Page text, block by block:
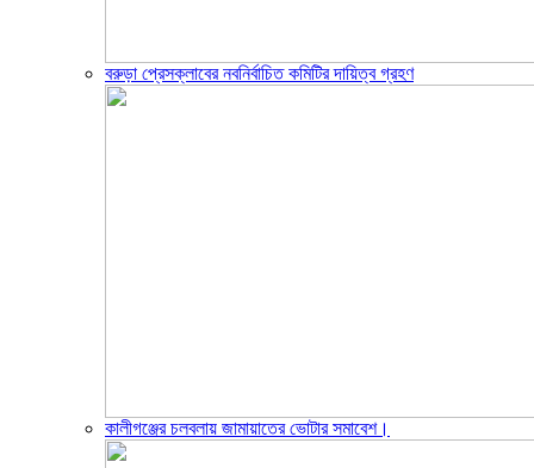
বরুড়া প্রেসক্লাবের নবনির্বাচিত কমিটির দায়িত্ব গ্রহণ
কালীগঞ্জের চলবলায় জামায়াতের ভোটার সমাবেশ।